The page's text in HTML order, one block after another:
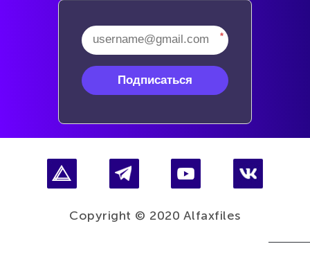
*
Подписаться
Copyright © 2020 Alfaxfiles